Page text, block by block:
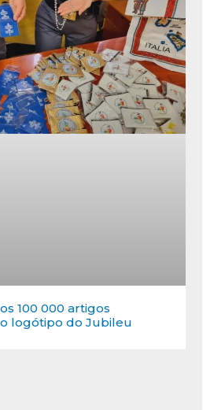
100 000 artigos
logótipo do Jubileu